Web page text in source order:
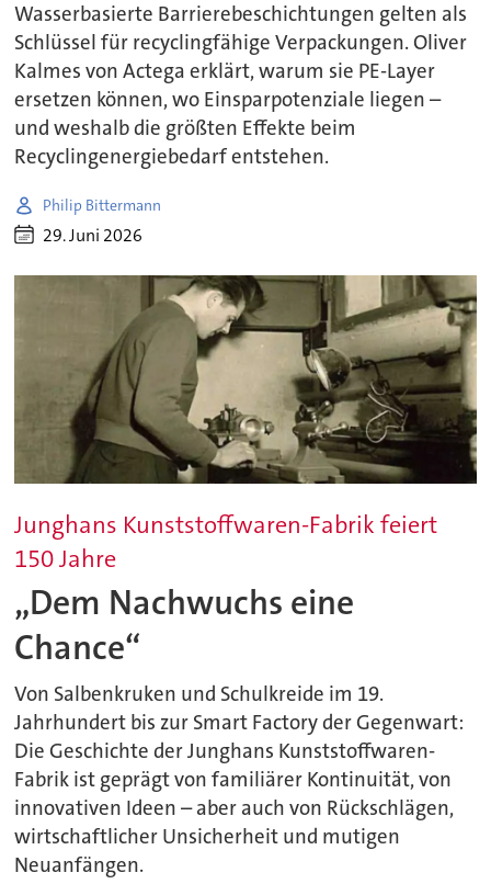
Wasserbasierte Barrierebeschichtungen gelten als
Schlüssel für recyclingfähige Verpackungen. Oliver
Kalmes von Actega erklärt, warum sie PE-Layer
ersetzen können, wo Einsparpotenziale liegen –
und weshalb die größten Effekte beim
Recyclingenergiebedarf entstehen.
Philip Bittermann
29. Juni 2026
Junghans Kunststoffwaren-Fabrik feiert
150 Jahre
„Dem Nachwuchs eine
Chance“
Von Salbenkruken und Schulkreide im 19.
Jahrhundert bis zur Smart Factory der Gegenwart:
Die Geschichte der Junghans Kunststoffwaren-
Fabrik ist geprägt von familiärer Kontinuität, von
innovativen Ideen – aber auch von Rückschlägen,
wirtschaftlicher Unsicherheit und mutigen
Neuanfängen.